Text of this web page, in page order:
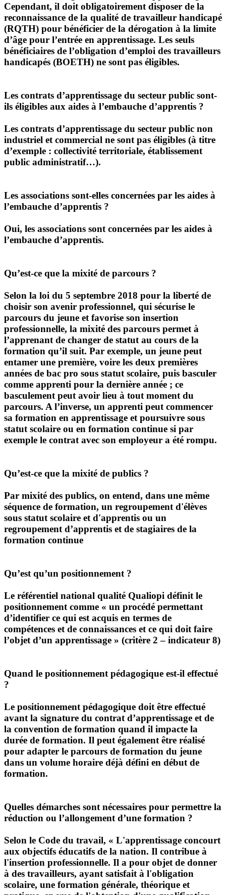
Cependant, il doit obligatoirement disposer de la
reconnaissance de la qualité de travailleur handicapé
(RQTH) pour bénéficier de la dérogation à la limite
d’âge pour l’entrée en apprentissage. Les seuls
bénéficiaires de l’obligation d’emploi des travailleurs
handicapés (BOETH) ne sont pas éligibles.
Les contrats d’apprentissage du secteur public sont-
ils éligibles aux aides à l’embauche d’apprentis ?
Les contrats d’apprentissage du secteur public non
industriel et commercial ne sont pas éligibles (à titre
d’exemple : collectivité territoriale, établissement
public administratif…).
Les associations sont-elles concernées par les aides à
l’embauche d’apprentis ?
Oui, les associations sont concernées par les aides à
l’embauche d’apprentis.
Qu’est-ce que la mixité de parcours ?
Selon la loi du 5 septembre 2018 pour la liberté de
choisir son avenir professionnel, qui sécurise le
parcours du jeune et favorise son insertion
professionnelle, la mixité des parcours permet à
l’apprenant de changer de statut au cours de la
formation qu’il suit. Par exemple, un jeune peut
entamer une première, voire les deux premières
années de bac pro sous statut scolaire, puis basculer
comme apprenti pour la dernière année ; ce
basculement peut avoir lieu à tout moment du
parcours. A l’inverse, un apprenti peut commencer
sa formation en apprentissage et poursuivre sous
statut scolaire ou en formation continue si par
exemple le contrat avec son employeur a été rompu.
Qu’est-ce que la mixité de publics ?
Par mixité des publics, on entend, dans une même
séquence de formation, un regroupement d'élèves
sous statut scolaire et d'apprentis ou un
regroupement d’apprentis et de stagiaires de la
formation continue
Qu’est qu’un positionnement ?
Le référentiel national qualité Qualiopi définit le
positionnement comme « un procédé permettant
d’identifier ce qui est acquis en termes de
compétences et de connaissances et ce qui doit faire
l’objet d’un apprentissage » (critère 2 – indicateur 8)
Quand le positionnement pédagogique est-il effectué
?
Le positionnement pédagogique doit être effectué
avant la signature du contrat d’apprentissage et de
la convention de formation quand il impacte la
durée de formation. Il peut également être réalisé
pour adapter le parcours de formation du jeune
dans un volume horaire déjà défini en début de
formation.
Quelles démarches sont nécessaires pour permettre la
réduction ou l’allongement d’une formation ?
Selon le Code du travail, « L'apprentissage concourt
aux objectifs éducatifs de la nation. Il contribue à
l'insertion professionnelle. Il a pour objet de donner
à des travailleurs, ayant satisfait à l'obligation
scolaire, une formation générale, théorique et